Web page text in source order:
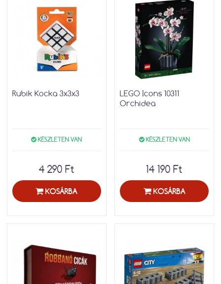
Rubik Kocka 3x3x3
KÉSZLETEN VAN
4 290 Ft
KOSÁRBA
LEGO Icons 10311
Orchidea
KÉSZLETEN VAN
14 190 Ft
KOSÁRBA